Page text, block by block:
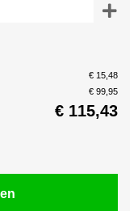
€ 15,48
€ 99,95
€ 115,43